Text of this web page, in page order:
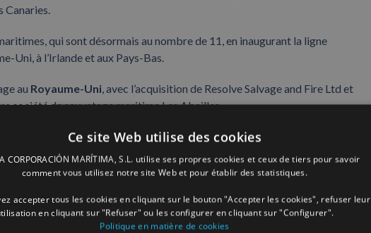
Canaries.
qui sont désormais au nombre de 11, en inaugurant la ligne
Uni, à l’Irlande et aux Pays-Bas.
au Royaume-Uni, avec l’acquisition de Resolve Salvage and Fire Ltd et
société de sauvetage maritime Les Abeilles.
le prix « Tug Owner of the Year 2024 » en reconnaissance de son
la durabilité.
Ce site Web utilise des cookies
CORPORACIÓN MARÍTIMA, S.L. utilise ses propres cookies et ceux de tiers pour savoir
comment vous utilisez notre site Web et pour établir des statistiques.
accepter tous les cookies en cliquant sur le bouton "Accepter les cookies", refuser leur
en cliquant sur "Refuser" ou les configurer en cliquant sur "Configurer".
Politique en matière de cookies